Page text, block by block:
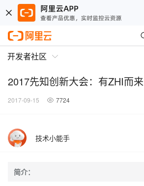
开发者社区
2017先知创新大会：有ZHI而来
2017-09-15 7724
技术小能手
简介：